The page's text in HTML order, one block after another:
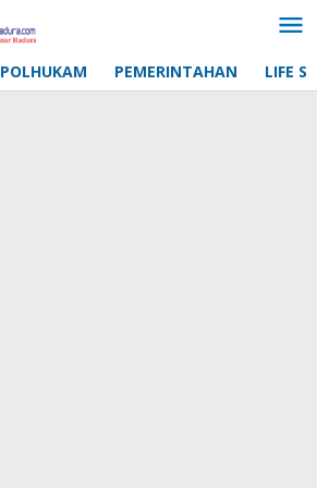
POLHUKAM PEMERINTAHAN LIFE